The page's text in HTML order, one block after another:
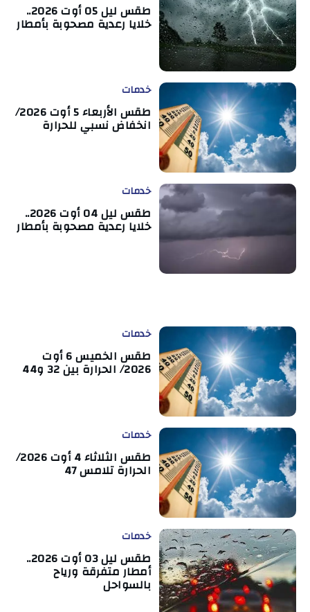
طقس ليل 05 أوت 2026..
خلايا رعدية مصحوبة بأمطار
خدمات
طقس الأربعاء 5 أوت 2026/
انخفاض نسبي للحرارة
خدمات
طقس ليل 04 أوت 2026..
خلايا رعدية مصحوبة بأمطار
خدمات
طقس الخميس 6 أوت
2026/ الحرارة بين 32 و44
خدمات
طقس الثلاثاء 4 أوت 2026/
الحرارة تلامس 47
خدمات
طقس ليل 03 أوت 2026..
أمطار متفرقة ورياح
بالسواحل